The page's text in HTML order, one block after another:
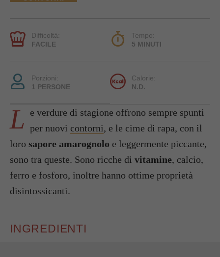
Difficoltà:
FACILE
Tempo:
5 MINUTI
Porzioni:
1 PERSONE
Calorie:
N.D.
L e verdure di stagione offrono sempre spunti
per nuovi contorni, e le cime di rapa, con il
loro sapore amarognolo e leggermente piccante,
sono tra queste. Sono ricche di vitamine, calcio,
ferro e fosforo, inoltre hanno ottime proprietà
disintossicanti.
INGREDIENTI